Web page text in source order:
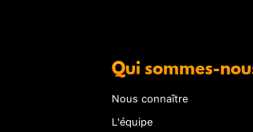
Qui sommes-
Nous connaître
L'équipe